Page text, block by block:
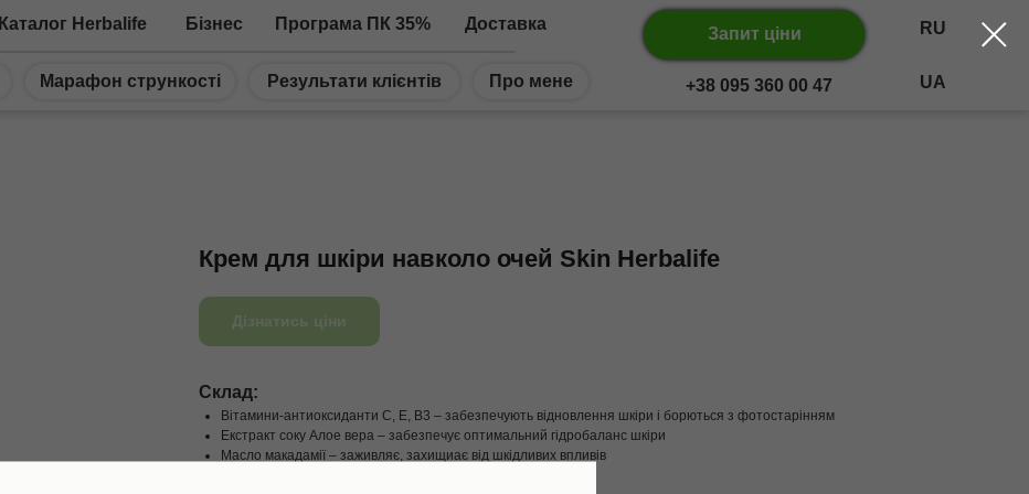
Запит ціни RU
UA
+38 095 360 00 47
Каталог Herbalife Бізнес Програма ПК 35% Доставка
Марафон стрункості Результати клієнтів Про мене
Крем для шкіри навколо очей Skin Herbalife
Дізнатись ціни
Склад:
Вітамини-антиоксиданти С, Е, В3 – забезпечують відновлення шкіри і борються з фотостарінням
Екстракт соку Алое вера – забезпечує оптимальний гідробаланс шкіри
Масло макадамії – заживляє, захищиає від шкідливих впливів